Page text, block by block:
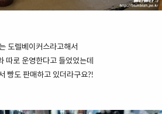
도렐베이커스라고해서
따로 운영한다고 들었었는데
빵도 판매하고 있더라구요?!